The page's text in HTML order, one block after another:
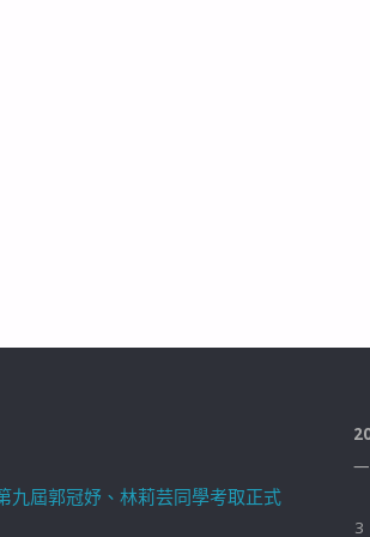
九屆郭冠妤、林莉芸同學考取正式
一
3